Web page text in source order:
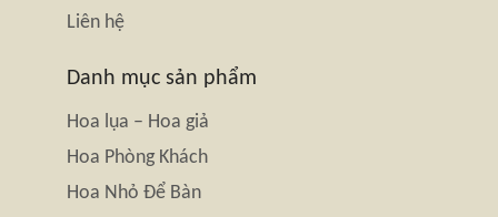
Liên hệ
Danh mục sản phẩm
Hoa lụa – Hoa giả
Hoa Phòng Khách
Hoa Nhỏ Để Bàn